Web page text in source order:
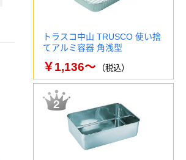
トラスコ中山 TRUSCO 使い捨
てアルミ容器 角浅型
￥1,136～ （税込）